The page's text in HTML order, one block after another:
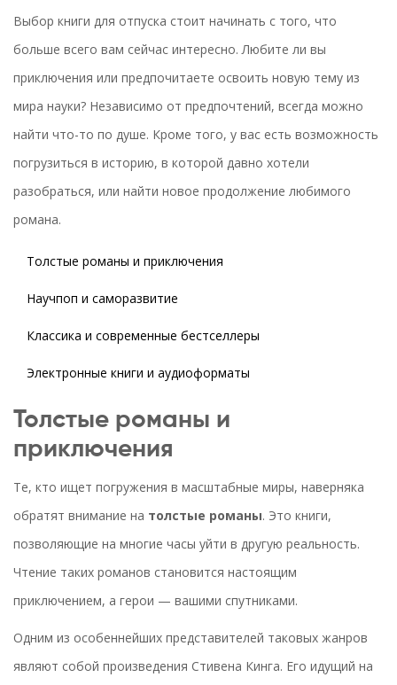
Выбор книги для отпуска стоит начинать с того, что
больше всего вам сейчас интересно. Любите ли вы
приключения или предпочитаете освоить новую тему из
мира науки? Независимо от предпочтений, всегда можно
найти что-то по душе. Кроме того, у вас есть возможность
погрузиться в историю, в которой давно хотели
разобраться, или найти новое продолжение любимого
романа.
Толстые романы и приключения
Научпоп и саморазвитие
Классика и современные бестселлеры
Электронные книги и аудиоформаты
Толстые романы и
приключения
Те, кто ищет погружения в масштабные миры, наверняка
обратят внимание на толстые романы. Это книги,
позволяющие на многие часы уйти в другую реальность.
Чтение таких романов становится настоящим
приключением, а герои — вашими спутниками.
Одним из особеннейших представителей таковых жанров
являют собой произведения Стивена Кинга. Его идущий на